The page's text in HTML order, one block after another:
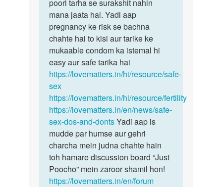
poori tarha se surakshit nahin
mana jaata hai. Yadi aap
pregnancy ke risk se bachna
chahte hai to kisi aur tarike ke
mukaable condom ka istemal hi
easy aur safe tarika hai
https://lovematters.in/hi/resource/safe-
sex
https://lovematters.in/hi/resource/fertility
https://lovematters.in/en/news/safe-
sex-dos-and-dontsYadi aap is
mudde par humse aur gehri
charcha mein judna chahte hain
toh hamare discussion board “Just
Poocho” mein zaroor shamil hon!
https://lovematters.in/en/forum